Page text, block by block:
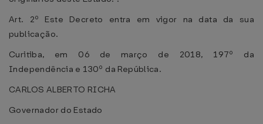
Art. 2º Este Decreto entra em vigor na data da sua
publicação.
Curitiba, em 06 de março de 2018, 197º da
Independência e 130º da República.
CARLOS ALBERTO RICHA
Governador do Estado